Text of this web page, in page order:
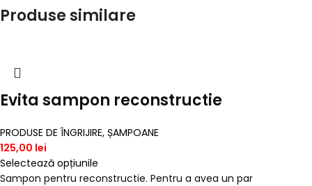
Produse similare
Evita sampon reconstructie
PRODUSE DE ÎNGRIJIRE, ȘAMPOANE
125,00 lei
Selectează opțiunile
Sampon pentru reconstructie. Pentru a avea un par